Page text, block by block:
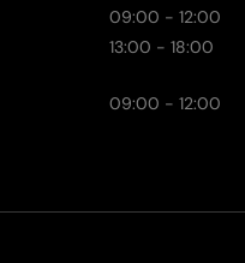
09:00 - 12:00
13:00 - 18:00
09:00 - 12:00